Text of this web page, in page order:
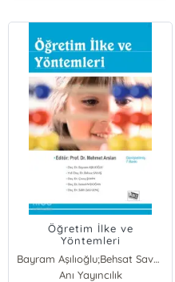
Öğretim İlke ve
Yöntemleri
Bayram Aşılıoğlu;Behsat Savaş;Çavuş Şahin;İsmail Aydoğan;Salih Zeki Genç
Salih Zeki Genç
Anı Yayıncılık